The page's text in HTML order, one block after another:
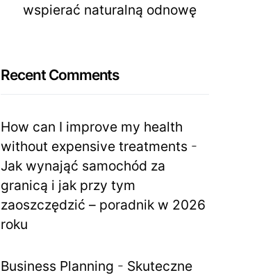
wspierać naturalną odnowę
Recent Comments
How can I improve my health
without expensive treatments -
Jak wynająć samochód za
granicą i jak przy tym
zaoszczędzić – poradnik w 2026
roku
Business Planning - Skuteczne